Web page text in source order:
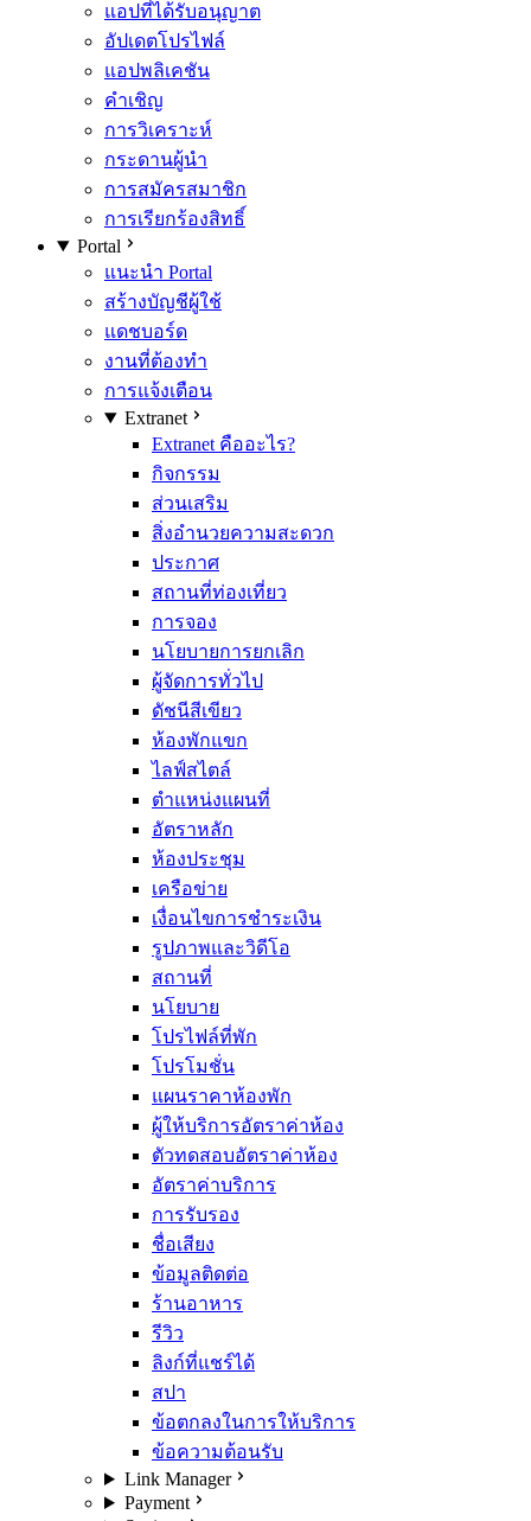
แอปที่ได้รับอนุญาต
อัปเดตโปรไฟล์
แอปพลิเคชัน
คำเชิญ
การวิเคราะห์
กระดานผู้นำ
การสมัครสมาชิก
การเรียกร้องสิทธิ์
Portal
แนะนำ Portal
สร้างบัญชีผู้ใช้
แดชบอร์ด
งานที่ต้องทำ
การแจ้งเตือน
Extranet
Extranet คืออะไร?
กิจกรรม
ส่วนเสริม
สิ่งอำนวยความสะดวก
ประกาศ
สถานที่ท่องเที่ยว
การจอง
นโยบายการยกเลิก
ผู้จัดการทั่วไป
ดัชนีสีเขียว
ห้องพักแขก
ไลฟ์สไตล์
ตำแหน่งแผนที่
อัตราหลัก
ห้องประชุม
เครือข่าย
เงื่อนไขการชำระเงิน
รูปภาพและวิดีโอ
สถานที่
นโยบาย
โปรไฟล์ที่พัก
โปรโมชั่น
แผนราคาห้องพัก
ผู้ให้บริการอัตราค่าห้อง
ตัวทดสอบอัตราค่าห้อง
อัตราค่าบริการ
การรับรอง
ชื่อเสียง
ข้อมูลติดต่อ
ร้านอาหาร
รีวิว
ลิงก์ที่แชร์ได้
สปา
ข้อตกลงในการให้บริการ
ข้อความต้อนรับ
Link Manager
Payment